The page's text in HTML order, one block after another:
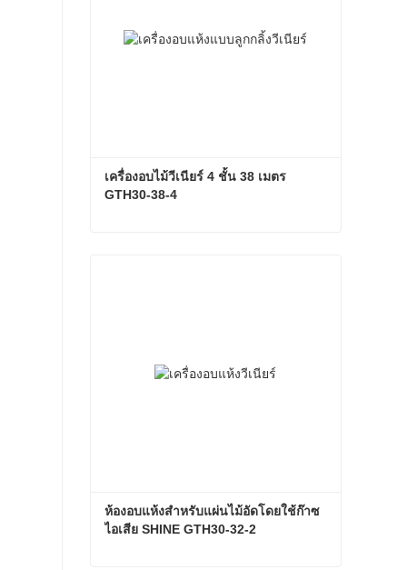
เครื่องอบไม้วีเนียร์ 4 ชั้น 38 เมตร
GTH30-38-4
ห้องอบแห้งสำหรับแผ่นไม้อัดโดยใช้ก๊าซ
ไอเสีย SHINE GTH30-32-2